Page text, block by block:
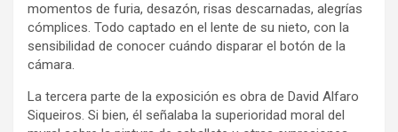
momentos de furia, desazón, risas descarnadas, alegrías
cómplices. Todo captado en el lente de su nieto, con la
sensibilidad de conocer cuándo disparar el botón de la
cámara.
La tercera parte de la exposición es obra de David Alfaro
Siqueiros. Si bien, él señalaba la superioridad moral del